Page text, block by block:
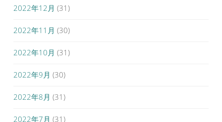
2022年12月 (31)
2022年11月 (30)
2022年10月 (31)
2022年9月 (30)
2022年8月 (31)
2022年7月 (31)